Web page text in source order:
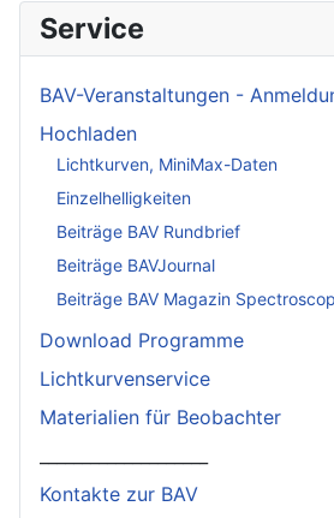
Service
BAV-Veranstaltungen -
Hochladen
Lichtkurven, MiniMax-Daten
Einzelhelligkeiten
Beiträge BAV Rundbrief
Beiträge BAVJournal
Beiträge BAV Magazin
Download Programme
Lichtkurvenservice
Materialien für Beobachter
Kontakte zur BAV